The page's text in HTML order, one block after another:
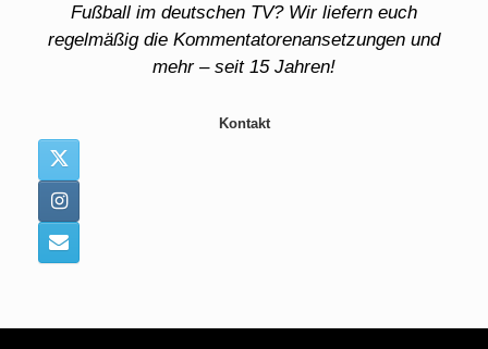
Fußball im deutschen TV? Wir liefern euch
regelmäßig die Kommentatorenansetzungen und
mehr – seit 15 Jahren!
Kontakt